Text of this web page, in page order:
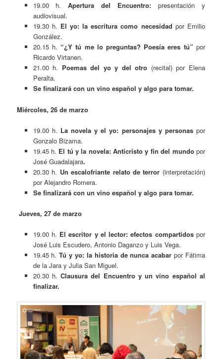
19.00 h.Apertura del Encuentro:presentación y
audiovisual.
19.30 h. El yo: la escritura como necesidad por Emilio
González.
20.15 h. “¿Y tú me lo preguntas? Poesía eres tú” por
Ricardo Virtanen.
21.00 h. Poemas del yo y del otro (recital) por Elena
Peralta.
Se finalizará con un vino español y algo para tomar.
Miércoles, 26 de marzo
19.00 h. La novela y el yo: personajes y personaspor
Gonzalo Bizama.
19.45 h. El tú y la novela: Anticristo y fin del mundo por
José Guadalajara.
20.30 h. Un escalofriante relato de terror (interpretación)
por Alejandro Romera.
Se finalizará con un vino español y algo para tomar.
Jueves, 27 de marzo
19.00 h. El escritor y el lector: efectos compartidospor
José Luis Escudero, Antonio Daganzo y Luis Vega.
19.45 h.Tú y yo: la historia de nunca acabar por Fátima
de la Jara y Julia San Miguel.
20.30 h.Clausura del Encuentro y un vino español al
finalizar.